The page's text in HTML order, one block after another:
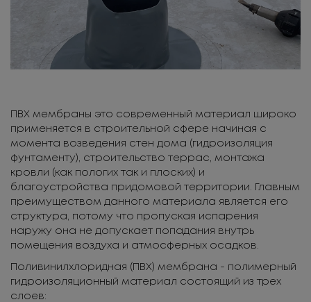
ПВХ мембраны это современный материал широко
применяется в строительной сфере начиная с
момента возведения стен дома (гидроизоляция
фунтаменту), строительство террас, монтажа
кровли (как пологих так и плоских) и
благоустройства придомовой территории. Главным
преимуществом данного материала является его
структура, потому что пропуская испарения
наружу она не допускает попадания внутрь
помещения воздуха и атмосферных осадков.
Поливинилхлоридная (ПВХ) мембрана - полимерный
гидроизоляционный материал состоящий из трех
слоев: